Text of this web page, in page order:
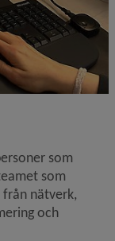
som
som
nätverk,
och